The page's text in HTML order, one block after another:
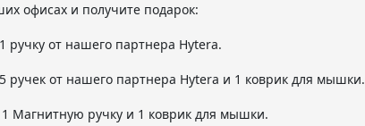
офисах и получите подарок:
ручку от нашего партнера Hytera.
ручек от нашего партнера Hytera и 1 коврик для мышки.
Магнитную ручку и 1 коврик для мышки.